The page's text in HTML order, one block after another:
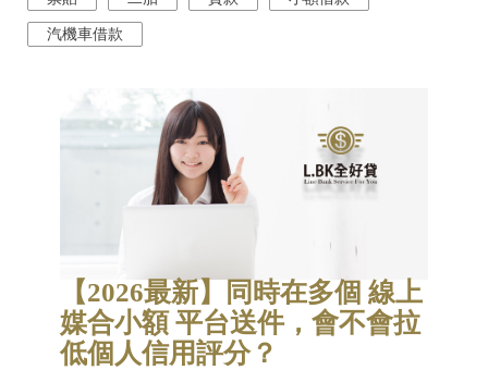
汽機車借款
【2026最新】同時在多個 線上
媒合小額 平台送件，會不會拉
低個人信用評分？